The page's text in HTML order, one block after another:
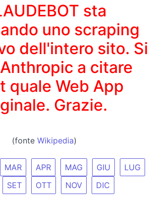
sta
uno scraping
dell'intero sito. Si
a citare
quale Web App
Grazie.
(fonte Wikipedia)
MAR APR MAG GIU
LUG
SET OTT NOV DIC